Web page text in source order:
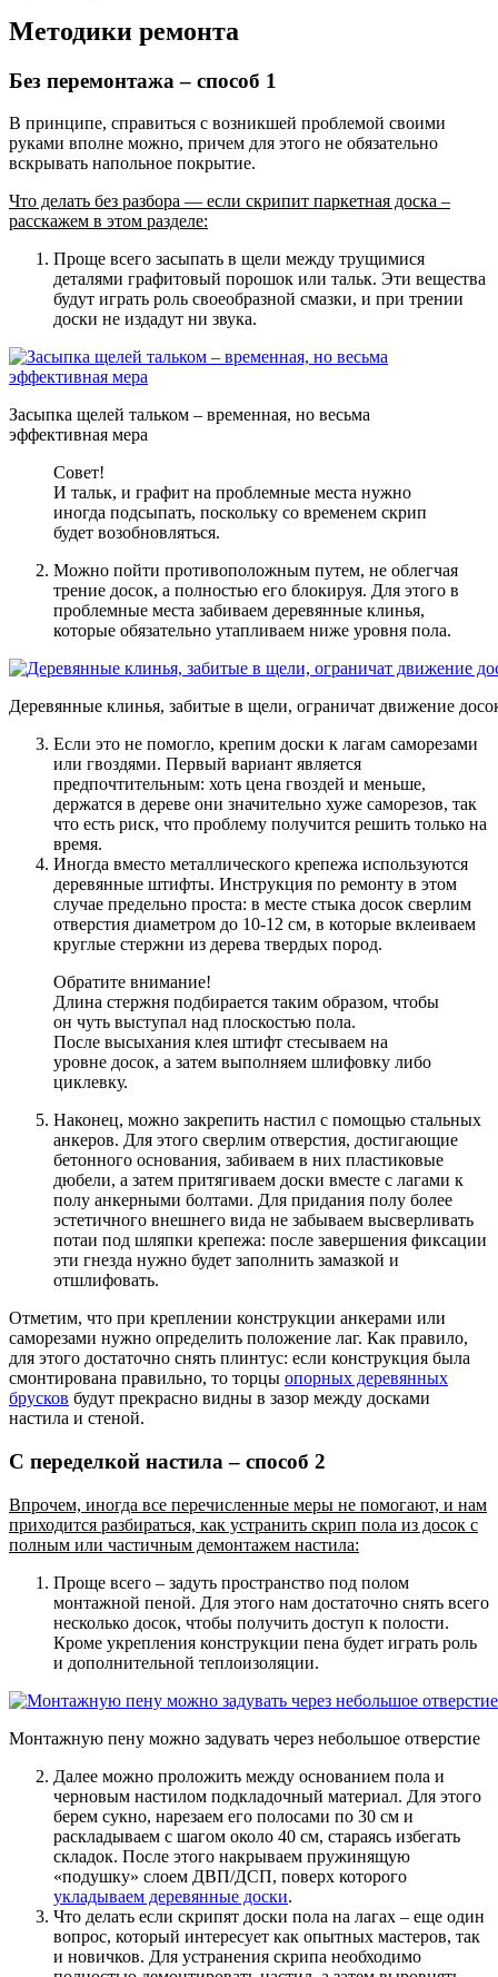
Методики ремонта
Без перемонтажа – способ 1
В принципе, справиться с возникшей проблемой своими
руками вполне можно, причем для этого не обязательно
вскрывать напольное покрытие.
Что делать без разбора — если скрипит паркетная доска –
расскажем в этом разделе:
Проще всего засыпать в щели между трущимися
деталями графитовый порошок или тальк. Эти вещества
будут играть роль своеобразной смазки, и при трении
доски не издадут ни звука.
Засыпка щелей тальком – временная, но весьма
эффективная мера
Совет!
И тальк, и графит на проблемные места нужно
иногда подсыпать, поскольку со временем скрип
будет возобновляться.
Можно пойти противоположным путем, не облегчая
трение досок, а полностью его блокируя. Для этого в
проблемные места забиваем деревянные клинья,
которые обязательно утапливаем ниже уровня пола.
Деревянные клинья, забитые в щели, ограничат движение
Если это не помогло, крепим доски к лагам саморезами
или гвоздями. Первый вариант является
предпочтительным: хоть цена гвоздей и меньше,
держатся в дереве они значительно хуже саморезов, так
что есть риск, что проблему получится решить только на
время.
Иногда вместо металлического крепежа используются
деревянные штифты. Инструкция по ремонту в этом
случае предельно проста: в месте стыка досок сверлим
отверстия диаметром до 10-12 см, в которые вклеиваем
круглые стержни из дерева твердых пород.
Обратите внимание!
Длина стержня подбирается таким образом, чтобы
он чуть выступал над плоскостью пола.
После высыхания клея штифт стесываем на
уровне досок, а затем выполняем шлифовку либо
циклевку.
Наконец, можно закрепить настил с помощью стальных
анкеров. Для этого сверлим отверстия, достигающие
бетонного основания, забиваем в них пластиковые
дюбели, а затем притягиваем доски вместе с лагами к
полу анкерными болтами. Для придания полу более
эстетичного внешнего вида не забываем высверливать
потаи под шляпки крепежа: после завершения фиксации
эти гнезда нужно будет заполнить замазкой и
отшлифовать.
Отметим, что при креплении конструкции анкерами или
саморезами нужно определить положение лаг. Как правило,
для этого достаточно снять плинтус: если конструкция была
смонтирована правильно, то торцы опорных деревянных
брусков будут прекрасно видны в зазор между досками
настила и стеной.
С переделкой настила – способ 2
Впрочем, иногда все перечисленные меры не помогают, и нам
приходится разбираться, как устранить скрип пола из досок с
полным или частичным демонтажем настила:
Проще всего – задуть пространство под полом
монтажной пеной. Для этого нам достаточно снять всего
несколько досок, чтобы получить доступ к полости.
Кроме укрепления конструкции пена будет играть роль
и дополнительной теплоизоляции.
Монтажную пену можно задувать через небольшое отверстие
Далее можно проложить между основанием пола и
черновым настилом подкладочный материал. Для этого
берем сукно, нарезаем его полосами по 30 см и
раскладываем с шагом около 40 см, стараясь избегать
складок. После этого накрываем пружинящую
«подушку» слоем ДВП/ДСП, поверх которого
укладываем деревянные доски.
Что делать если скрипят доски пола на лагах – еще один
вопрос, который интересует как опытных мастеров, так
и новичков. Для устранения скрипа необходимо